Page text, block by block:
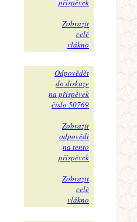
příspěvek
Zobrazit
celé
vlákno
Odpovědět
do diskuze
na příspěvek
číslo 50769
Zobrazit
odpovědi
na tento
příspěvek
Zobrazit
celé
vlákno